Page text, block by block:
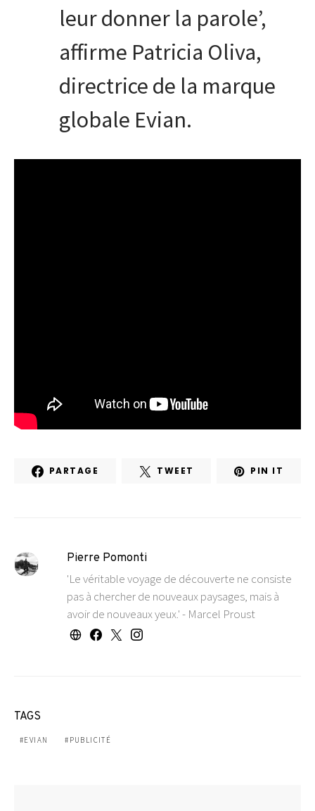
leur donner la parole’,
affirme Patricia Oliva,
directrice de la marque
globale Evian.
PARTAGE TWEET PIN IT
Pierre Pomonti
'Le véritable voyage de découverte ne consiste
pas à chercher de nouveaux paysages, mais à
avoir de nouveaux yeux.' - Marcel Proust
TAGS
EVIAN PUBLICITÉ